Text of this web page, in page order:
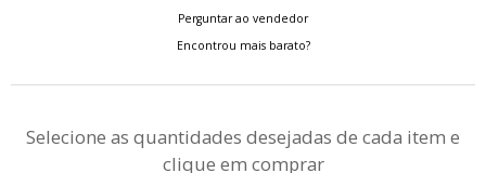
Perguntar ao vendedor
Encontrou mais barato?
Selecione as quantidades desejadas de cada item e
clique em comprar